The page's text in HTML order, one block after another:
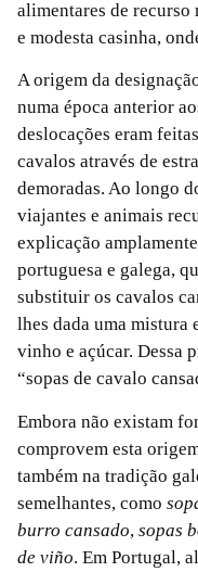
alimentares de
e modesta casinha,
A origem da
numa época anterior
deslocações eram
cavalos através de
demoradas. Ao longo
viajantes e animais
explicação
portuguesa e galega,
substituir os cavalos
lhes dada uma mistura
vinho e açúcar. Dessa
“sopas de cavalo
Embora não existam
comprovem esta
também na tradição
semelhantes, como
burro cansado, sopas
de viño. Em Portugal,